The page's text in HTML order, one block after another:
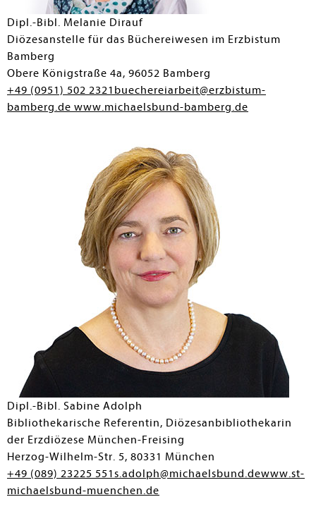
Dipl.-Bibl. Melanie Dirauf
Diözesanstelle für das Büchereiwesen im Erzbistum
Bamberg
Obere Königstraße 4a, 96052 Bamberg
+49 (0951) 502 2321 buechereiarbeit@erzbistum-
bamberg.de www.michaelsbund-bamberg.de
Dipl.-Bibl. Sabine Adolph
Bibliothekarische Referentin, Diözesanbibliothekarin
der Erzdiözese München-Freising
Herzog-Wilhelm-Str. 5, 80331 München
+49 (089) 23225 551s.adolph@michaelsbund.dewww.st-
michaelsbund-muenchen.de